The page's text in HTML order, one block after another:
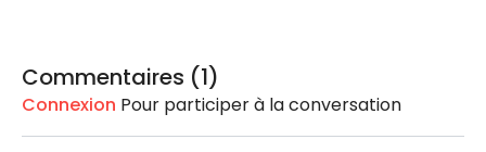
Bloc 2 | MUSCULATION HAUT DU CORPS | 4X9 EXERCICES
Tirage horizontal avec haltères
Commentaires (1)
Connexion Pour participer à la conversation